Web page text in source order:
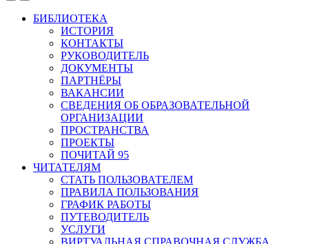
БИБЛИОТЕКА
ИСТОРИЯ
КОНТАКТЫ
РУКОВОДИТЕЛЬ
ДОКУМЕНТЫ
ПАРТНЁРЫ
ВАКАНСИИ
СВЕДЕНИЯ ОБ ОБРАЗОВАТЕЛЬНОЙ
ОРГАНИЗАЦИИ
ПРОСТРАНСТВА
ПРОЕКТЫ
ПОЧИТАЙ 95
ЧИТАТЕЛЯМ
СТАТЬ ПОЛЬЗОВАТЕЛЕМ
ПРАВИЛА ПОЛЬЗОВАНИЯ
ГРАФИК РАБОТЫ
ПУТЕВОДИТЕЛЬ
УСЛУГИ
ВИРТУАЛЬНАЯ СПРАВОЧНАЯ СЛУЖБА